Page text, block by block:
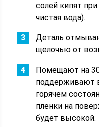
солей кипят
чистая вода).
Деталь
щелочью от
Помещают на
поддерживают
горячем
пленки на
будет высокой.